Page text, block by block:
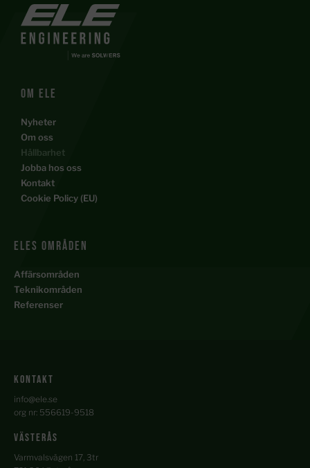
Om ele
Nyheter
Om oss
Hållbarhet
Jobba hos oss
Kontakt
Cookie Policy (EU)
ELES Områden
Affärsområden
Teknikområden
Referenser
kontakt
info@ele.se
org nr: 556619-9518
Västerås
Varmvalsvägen 17, 3tr